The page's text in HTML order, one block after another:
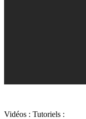
Vidéos : Tutoriels :